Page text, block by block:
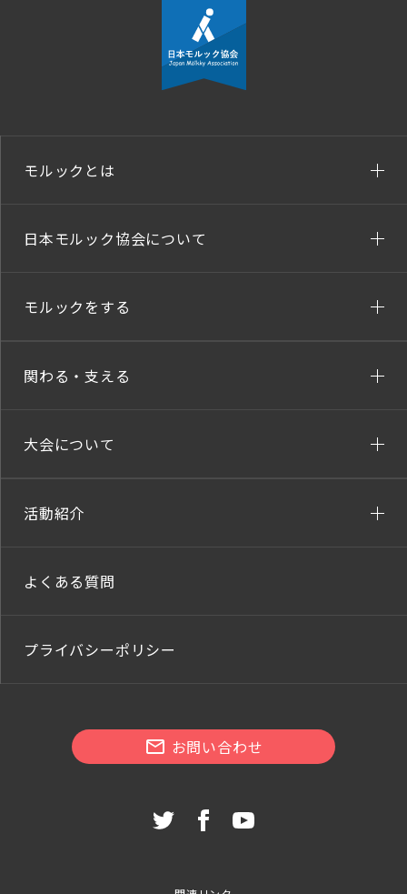
モルックとは
日本モルック協会について
モルックをする
関わる・支える
大会について
活動紹介
よくある質問
プライバシーポリシー
お問い合わせ